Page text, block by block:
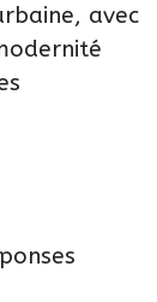
avec